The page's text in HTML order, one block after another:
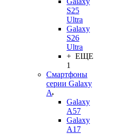
S25
Ultra
Galaxy
S26
Ultra
+ ЕЩЕ
1
Смартфоны
серии Galaxy
A
Galaxy
A57
Galaxy
A17